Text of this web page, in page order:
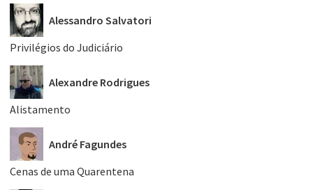
Alessandro Salvatori
Privilégios do Judiciário
Alexandre Rodrigues
Alistamento
André Fagundes
Cenas de uma Quarentena